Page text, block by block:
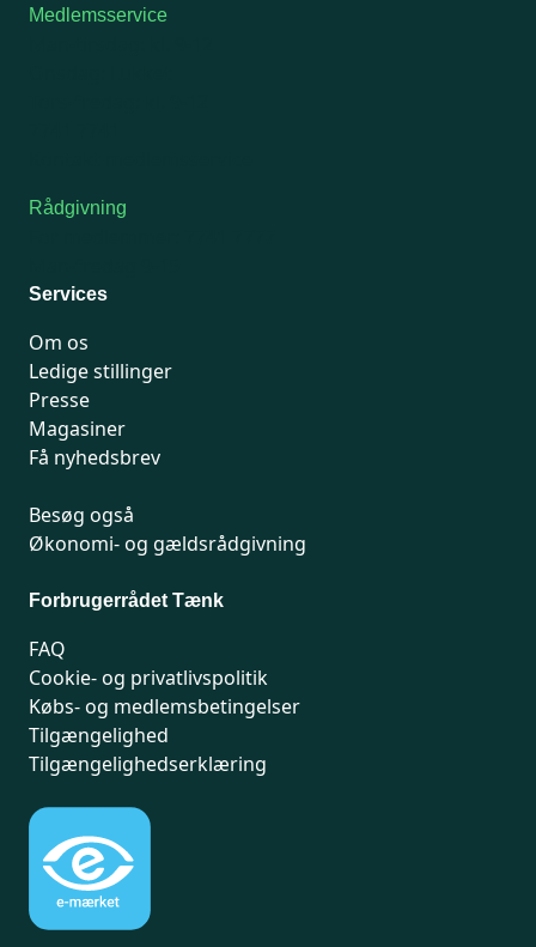
Medlemsservice
Rådgivning
Services
Om os
Ledige stillinger
Presse
Magasiner
Få nyhedsbrev
Besøg også
Økonomi- og gældsrådgivning
Forbrugerrådet Tænk
FAQ
Cookie- og privatlivspolitik
Købs- og medlemsbetingelser
Tilgængelighed
Tilgængelighedserklæring